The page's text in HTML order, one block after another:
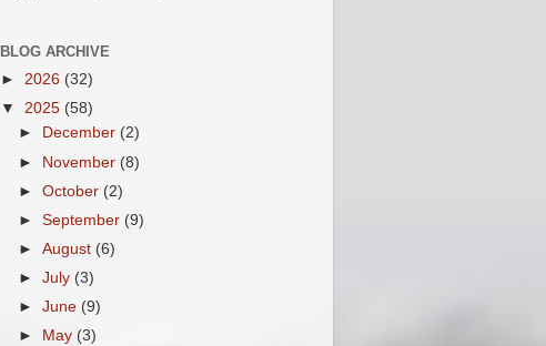
BLOG ARCHIVE
► 2026 (32)
▼ 2025 (58)
►
December (2)
► November (8)
►October (2)
►September (9)
►August (6)
►July (3)
►June (9)
►
May (3)